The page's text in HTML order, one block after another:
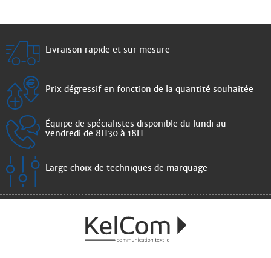
Livraison rapide et sur mesure
Prix dégressif en fonction de la quantité souhaitée
Équipe de spécialistes disponible du lundi au
vendredi de 8H30 à 18H
Large choix de techniques de marquage